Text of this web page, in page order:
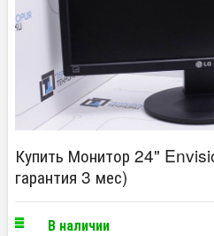
Купить Монитор 24"
гарантия 3 мес)
В наличии